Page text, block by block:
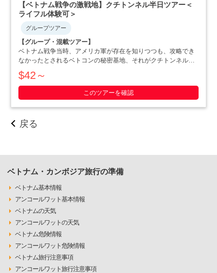
【ベトナム戦争の激戦地】クチトンネル半日ツアー＜
ライフル体験可＞
グループツアー
【グループ・混載ツアー】
ベトナム戦争当時、アメリカ軍が存在を知りつつも、攻略でき
なかったとされるベトコンの秘密基地、それがクチトンネルで
す。小柄な体格を活かした戦略で、アメリカ軍を撃退にまで追
いやったベトナム人の作戦の数々や彼らの暮らしぶりを追体験
できます。ホーチミン滞在最終日や、午後か・・・・・
$42～
このツアーを確認
戻る
ベトナム・カンボジア旅行の準備
ベトナム基本情報
アンコールワット基本情報
ベトナムの天気
アンコールワットの天気
ベトナム危険情報
アンコールワット危険情報
ベトナム旅行注意事項
アンコールワット旅行注意事項